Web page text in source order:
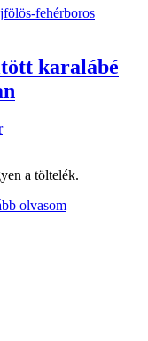
karalábé
a töltelék.
olvasom